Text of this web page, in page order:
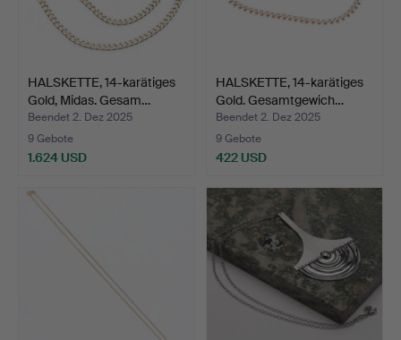
HALSKETTE, 14-karätiges
Gold, Midas. Gesam…
Beendet 2. Dez 2025
9 Gebote
1.624 USD
HALSKETTE, 14-karätiges
Gold. Gesamtgewich…
Beendet 2. Dez 2025
9 Gebote
422 USD